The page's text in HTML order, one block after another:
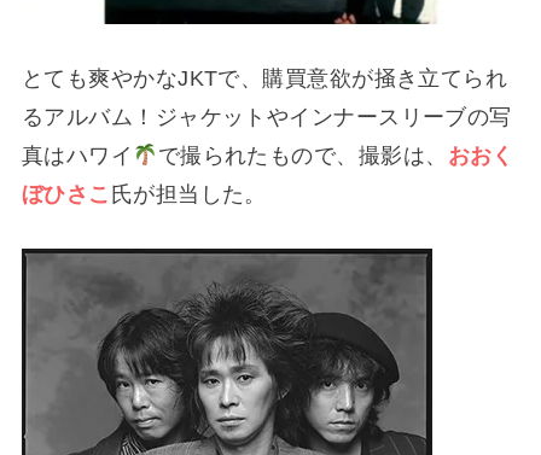
とても爽やかなJKTで、購買意欲が掻き立てられ
るアルバム！ジャケットやインナースリーブの写
真はハワイ
で撮られたもので、撮影は、 おおく
ぼひさこ 氏が担当した。